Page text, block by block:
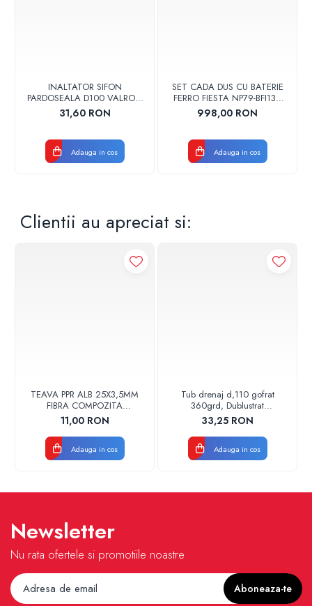
INALTATOR SIFON
PARDOSEALA D100 VALROM
17001900004
31,60 RON
Adauga in cos
SET CADA DUS CU BATERIE
FERRO FIESTA NP79-BFI13U
CROM
998,00 RON
Adauga in cos
Clientii au apreciat si:
TEAVA PPR ALB 25X3,5MM
FIBRA COMPOZITA
10033025004
VALDUOTHERM VALROM
11,00 RON
Adauga in cos
Tub drenaj d,110 gofrat
360grd, Dublustrat
verde/negru 110152 Drainkit
33,25 RON
Adauga in cos
Newsletter
Nu rata ofertele si promotiile noastre